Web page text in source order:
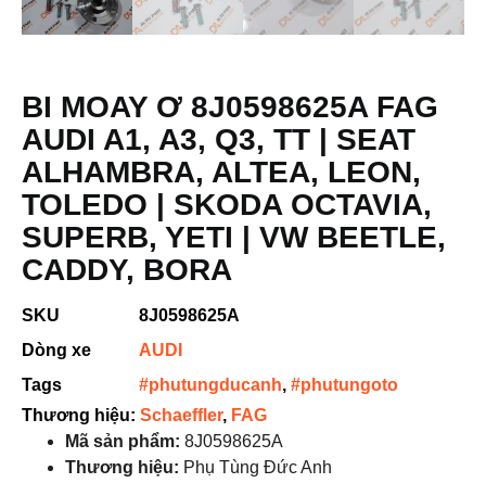
BI MOAY Ơ 8J0598625A FAG
AUDI A1, A3, Q3, TT | SEAT
ALHAMBRA, ALTEA, LEON,
TOLEDO | SKODA OCTAVIA,
SUPERB, YETI | VW BEETLE,
CADDY, BORA
SKU
8J0598625A
Dòng xe
AUDI
Tags
#phutungducanh, #phutungoto
Thương hiệu: Schaeffler, FAG
Mã sản phẩm: 8J0598625A
Thương hiệu: Phụ Tùng Đức Anh